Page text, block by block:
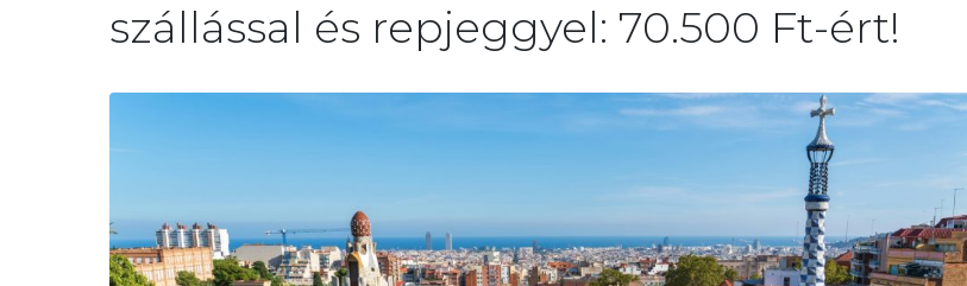
szállással és repjeggyel: 70.500 Ft-ért!